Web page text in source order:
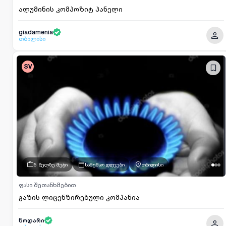
ალუმინის კომპოზიტ პანელი
giadamenia
თბილისი
SV
5 წელზე მეტი სამუშაო დღეები თბილისი
გაზის ლიცენზირებული კომპანია
ფასი შეთანხმებით
ნოდარი